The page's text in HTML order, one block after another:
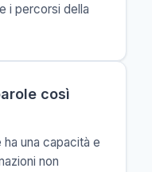
i percorsi della
così
una capacità e
non